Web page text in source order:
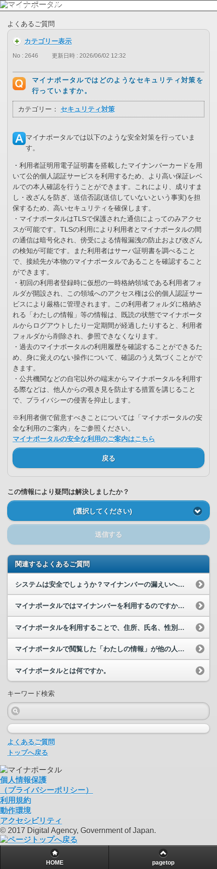
よくあるご質問
カテゴリー表示
No : 2646 更新日時 : 2026/06/02 12:32
マイナポータルではどのようなセキュリティ対策を
行っていますか。
カテゴリー： セキュリティ対策
マイナポータルでは以下のような安全対策を行っていま
す。
・利用者証明用電子証明書を搭載したマイナンバーカードを用
いて公的個人認証サービスを利用するため、より高い保証レベ
ルでの本人確認を行うことができます。これにより、成りすま
し・改ざんを防ぎ、送信否認(送信していないという事実)を担
保するため、高いセキュリティを確保します。
・マイナポータルはTLSで保護された通信によってのみアクセ
スが可能です。TLSの利用により利用者とマイナポータルの間
の通信は暗号化され、傍受による情報漏洩の防止および改ざん
の検知が可能です。また利用者はサーバ証明書を調べること
で、接続先が本物のマイナポータルであることを確認すること
ができます。
・初回の利用者登録時に仮想の一時格納領域である利用者フォ
ルダが開設され、この領域へのアクセス権は公的個人認証サー
ビスにより厳格に管理されます。この利用者フォルダに格納さ
れる「わたしの情報」等の情報は、既読の状態でマイナポータ
ルからログアウトしたり一定期間が経過したりすると、利用者
フォルダから削除され、参照できなくなります。
・過去のマイナポータルの利用履歴を確認することができるた
め、身に覚えのない操作について、確認のうえ気づくことがで
きます。
・公共機関などの自宅以外の端末からマイナポータルを利用す
る際などは、他人からの覗き見を防止する措置を講じること
で、プライバシーの侵害を抑止します。
※利用者側で留意すべきことについては「マイナポータルの安
全な利用のご案内」をご参照ください。
マイナポータルの安全な利用のご案内はこちら
戻る
この情報により疑問は解決しましたか？
(選択してください)
送信する
関連するよくあるご質問
システムは安全でしょうか？マイナンバーの漏えいへの対策は大丈夫でしょうか？
マイナポータルではマイナンバーを利用するのですか。漏えいは大丈夫ですか？
マイナポータルを利用することで、住所、氏名、性別、生年月日などの情報が漏えいする可能性はありますか。
マイナポータルで閲覧した「わたしの情報」が他の人に見られる危険はありませんか。
マイナポータルとは何ですか。
キーワード検索
よくあるご質問
トップへ戻る
個人情報保護
（プライバシーポリシー）
利用規約
動作環境
アクセシビリティ
© 2017 Digital Agency, Government of Japan.
HOME pagetop